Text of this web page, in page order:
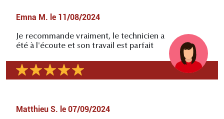
Emna M. le 11/08/2024
Je recommande vraiment, le technicien a
été à l'écoute et son travail est parfait
Matthieu S. le 07/09/2024